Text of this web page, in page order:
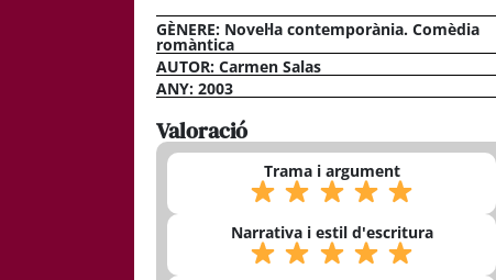
GÈNERE: Novel·la contemporània. Comèdia
romàntica
AUTOR: Carmen Salas
ANY: 2003
Valoració
Trama i argument
Narrativa i estil d'escritura